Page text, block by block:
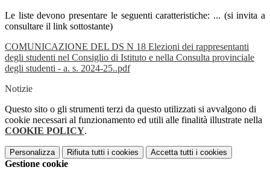
Le liste devono presentare le seguenti caratteristiche: ... (si invita a
consultare il link sottostante)
COMUNICAZIONE DEL DS N 18 Elezioni dei rappresentanti
degli studenti nel Consiglio di Istituto e nella Consulta provinciale
degli studenti - a. s. 2024-25..pdf
Notizie
Questo sito o gli strumenti terzi da questo utilizzati si avvalgono di
cookie necessari al funzionamento ed utili alle finalità illustrate nella
COOKIE POLICY.
Personalizza Rifiuta tutti i cookies Accetta tutti i cookies
Gestione cookie